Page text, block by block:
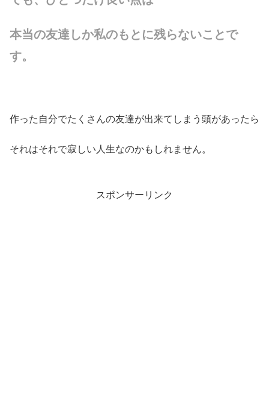
本当の友達しか私のもとに残らないことで
す。
作った自分でたくさんの友達が出来てしまう頭があったら
それはそれで寂しい人生なのかもしれません。
スポンサーリンク